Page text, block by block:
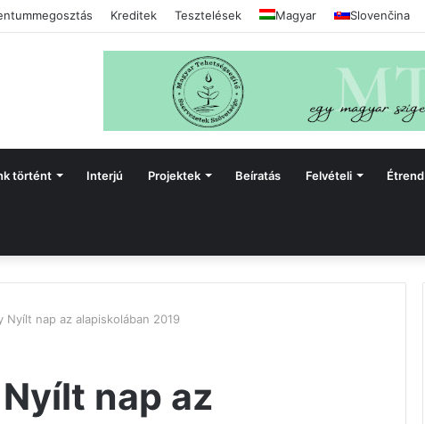
Kreditek Tesztelések Magyar Slovenčina
történt Interjú Projektek Beíratás Felvételi Étrend
Nyílt nap az alapiskolában 2019
nap az